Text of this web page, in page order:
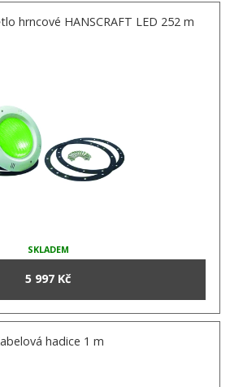
hrncové HANSCRAFT LED 252 m
SKLADEM
5 997 Kč
hadice 1 m